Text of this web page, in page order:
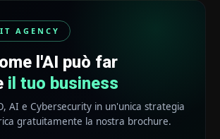
AGENCY
l'AI può far
il tuo business
AI e Cybersecurity in un'unica strategia
gratuitamente la nostra brochure.